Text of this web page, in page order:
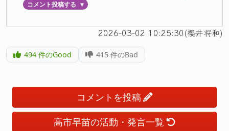
コメント投稿する ▼
2026-03-02 10:25:30(櫻井将和)
494件のGood 415 件のBad
コメントを投稿
高市早苗の活動・発言一覧